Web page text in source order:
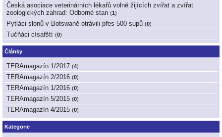
Česká asociace veterinárních lékařů volně žijících zvířat a zvířat
zoologických zahrad: Odborné stan (1)
Pytláci slonů v Botswaně otrávili přes 500 supů (0)
Tučňáci císařští (0)
Články
TERAmagazín 1/2017 (4)
TERAmagazín 2/2016 (0)
TERAmagazín 1/2016 (0)
TERAmagazín 5/2015 (0)
TERAmagazín 4/2015 (0)
Kategorie